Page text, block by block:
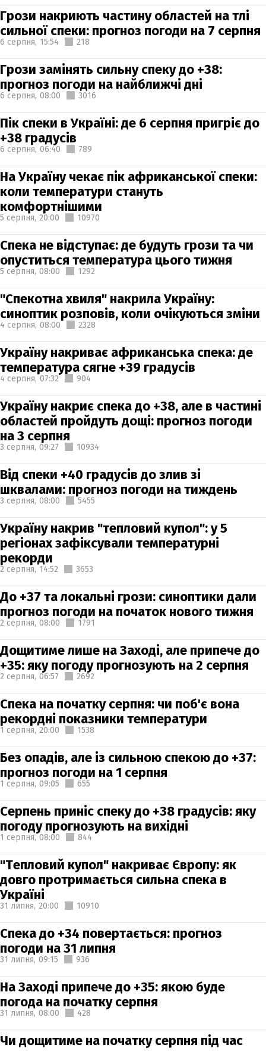
Грози накриють частину областей на тлі
сильної спеки: прогноз погоди на 7 серпня
6 серпня, 15:54 218
Грози замінять сильну спеку до +38:
прогноз погоди на найближчі дні
6 серпня, 08:00 3016
Пік спеки в Україні: де 6 серпня пригріє до
+38 градусів
6 серпня, 06:40 789
На Україну чекає пік африканської спеки:
коли температури стануть
комфортнішими
5 серпня, 20:00 10970
Спека не відступає: де будуть грози та чи
опуститься температура цього тижня
5 серпня, 08:00 1292
"Спекотна хвиля" накрила Україну:
синоптик розповів, коли очікуються зміни
4 серпня, 08:00 2328
Україну накриває африканська спека: де
температура сягне +39 градусів
4 серпня, 07:32 904
Україну накриє спека до +38, але в частині
областей пройдуть дощі: прогноз погоди
на 3 серпня
3 серпня, 09:27 10934
Від спеки +40 градусів до злив зі
шквалами: прогноз погоди на тиждень
3 серпня, 08:00 5455
Україну накрив "тепловий купол": у 5
регіонах зафіксували температурні
рекорди
2 серпня, 14:52 3653
До +37 та локальні грози: синоптики дали
прогноз погоди на початок нового тижня
2 серпня, 08:00 1791
Дощитиме лише на Заході, але припече до
+35: яку погоду прогнозують на 2 серпня
2 серпня, 06:57 2692
Спека на початку серпня: чи поб'є вона
рекордні показники температури
1 серпня, 20:00 1538
Без опадів, але із сильною спекою до +37:
прогноз погоди на 1 серпня
1 серпня, 09:05 655
Серпень приніс спеку до +38 градусів: яку
погоду прогнозують на вихідні
1 серпня, 08:00 844
"Тепловий купол" накриває Європу: як
довго протримається сильна спека в
Україні
31 липня, 20:00 10910
Спека до +34 повертається: прогноз
погоди на 31 липня
31 липня, 09:15 936
На Заході припече до +35: якою буде
погода на початку серпня
31 липня, 08:00 428
Чи дощитиме на початку серпня під час